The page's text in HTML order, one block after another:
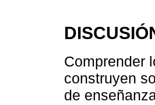
Comprender
construyen
de